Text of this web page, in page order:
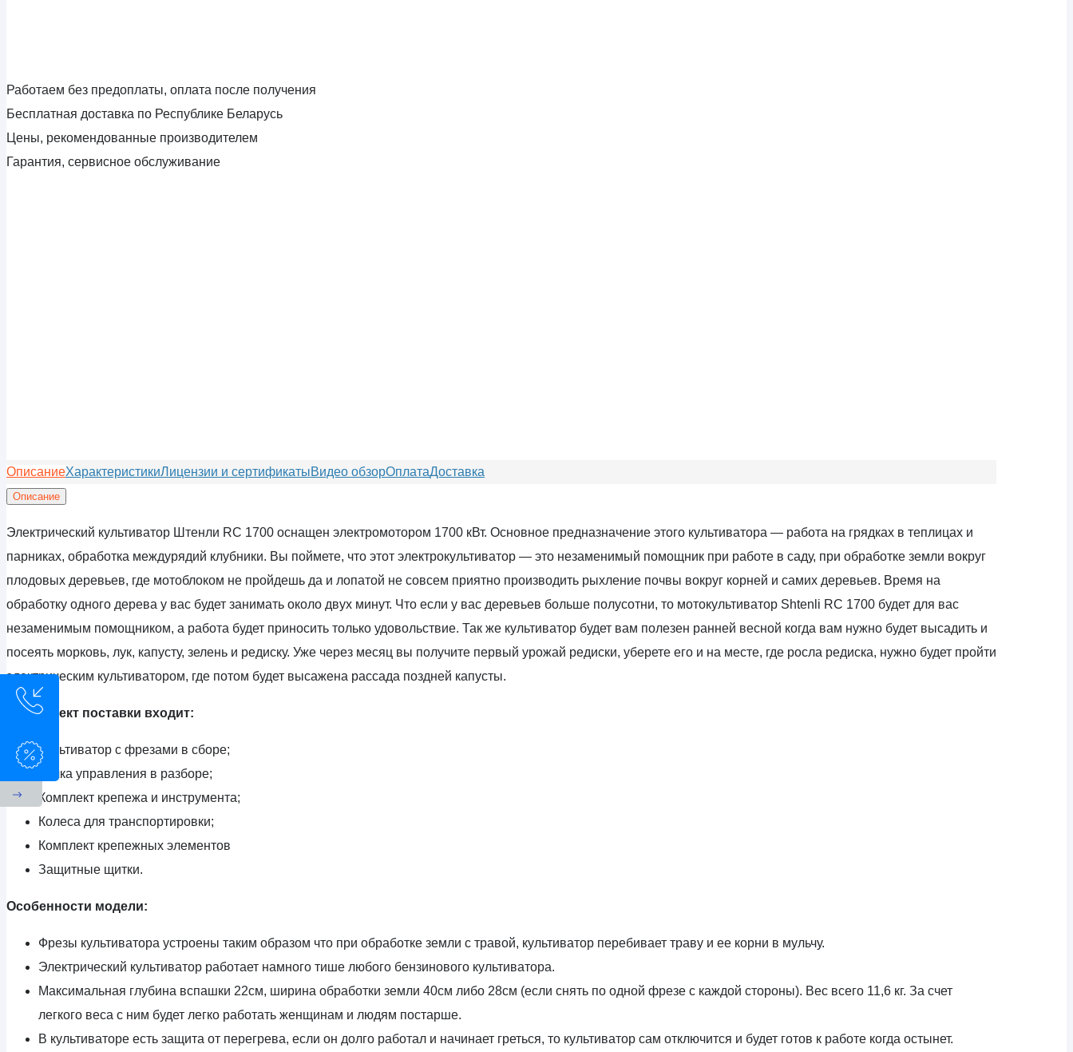
Работаем без предоплаты, оплата после получения
Бесплатная доставка по Республике Беларусь
Цены, рекомендованные производителем
Гарантия, сервисное обслуживание
ОписаниеХарактеристикиЛицензии и сертификатыВидео обзорОплатаДоставка
Описание
Электрический культиватор Штенли RC 1700 оснащен электромотором 1700 кВт. Основное предназначение этого культиватора — работа на грядках в теплицах и
парниках, обработка междурядий клубники. Вы поймете, что этот электрокультиватор — это незаменимый помощник при работе в саду, при обработке земли вокруг
плодовых деревьев, где мотоблоком не пройдешь да и лопатой не совсем приятно производить рыхление почвы вокруг корней и самих деревьев. Время на
обработку одного дерева у вас будет занимать около двух минут. Что если у вас деревьев больше полусотни, то мотокультиватор Shtenli RC 1700 будет для вас
незаменимым помощником, а работа будет приносить только удовольствие. Так же культиватор будет вам полезен ранней весной когда вам нужно будет высадить и
посеять морковь, лук, капусту, зелень и редиску. Уже через месяц вы получите первый урожай редиски, уберете его и на месте, где росла редиска, нужно будет пройти
электрическим культиватором, где потом будет высажена рассада поздней капусты.
В комплект поставки входит:
Культиватор с фрезами в сборе;
Ручка управления в разборе;
Комплект крепежа и инструмента;
Колеса для транспортировки;
Комплект крепежных элементов
Защитные щитки.
Особенности модели:
Фрезы культиватора устроены таким образом что при обработке земли с травой, культиватор перебивает траву и ее корни в мульчу.
Электрический культиватор работает намного тише любого бензинового культиватора.
Максимальная глубина вспашки 22см, ширина обработки земли 40см либо 28см (если снять по одной фрезе с каждой стороны). Вес всего 11,6 кг. За счет
легкого веса с ним будет легко работать женщинам и людям постарше.
В культиваторе есть защита от перегрева, если он долго работал и начинает греться, то культиватор сам отключится и будет готов к работе когда остынет.